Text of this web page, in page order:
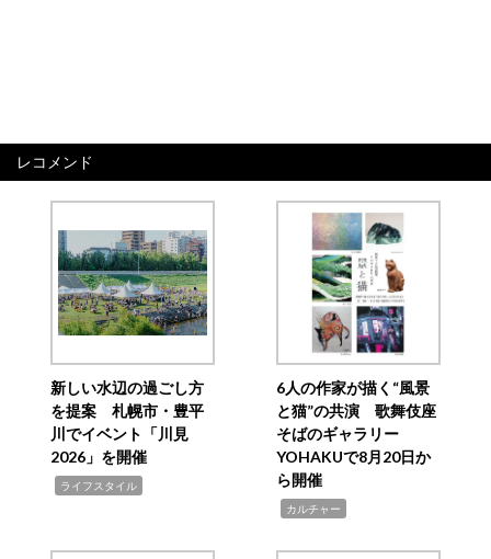
レコメンド
新しい水辺の過ごし方
を提案 札幌市・豊平
川でイベント「川見
2026」を開催
ライフスタイル
6人の作家が描く“風景
と猫”の共演 歌舞伎座
そばのギャラリー
YOHAKUで8月20日か
ら開催
カルチャー